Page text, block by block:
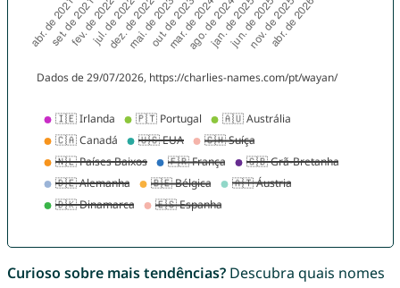
Curioso sobre mais tendências?Descubra quais nomes